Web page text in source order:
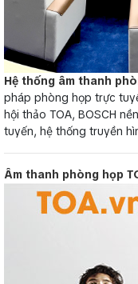
Hệ thống âm thanh
pháp phòng họp trực
hội thảo TOA, BOSCH
tuyến, hệ thống truyền
Âm thanh phòng họp